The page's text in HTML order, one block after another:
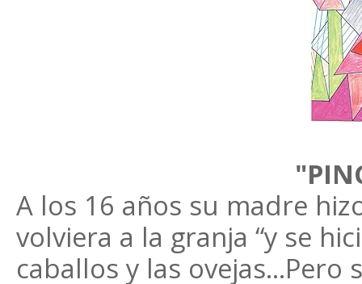
A los 16 años su madre
volviera a la granja “y se
caballos y las ovejas…Pero